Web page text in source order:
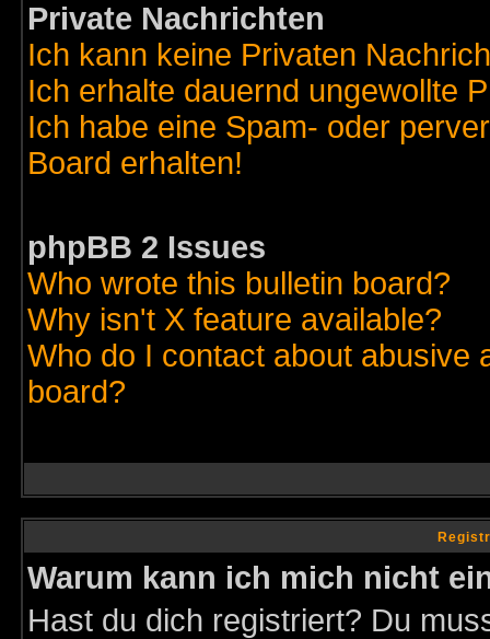
Private Nachrichten
Ich kann keine Privaten
Ich erhalte dauernd ungewollte
Ich habe eine Spam- oder
Board erhalten!
phpBB 2 Issues
Who wrote this bulletin board?
Why isn't X feature available?
Who do I contact about abusive
board?
Warum kann ich mich nicht
Hast du dich registriert? Du